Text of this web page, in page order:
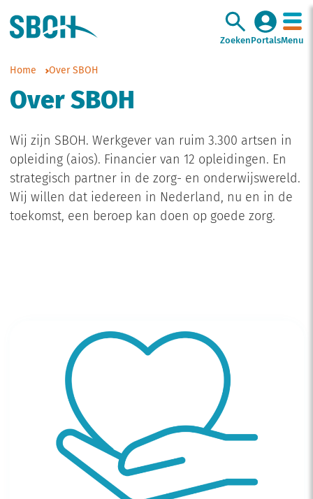
Zoeken PortalsMenu
Home Over SBOH
Over SBOH
Wij zijn SBOH. Werkgever van ruim 3.300 artsen in
opleiding (aios). Financier van 12 opleidingen. En
strategisch partner in de zorg- en onderwijswereld.
Wij willen dat iedereen in Nederland, nu en in de
toekomst, een beroep kan doen op goede zorg.